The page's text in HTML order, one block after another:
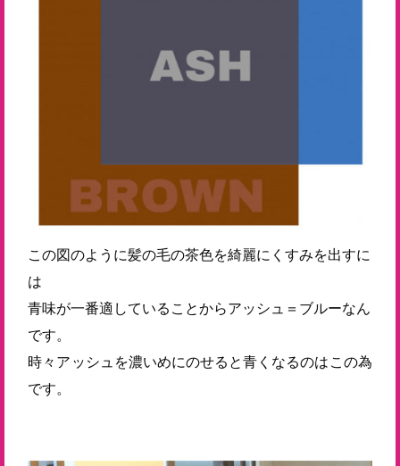
この図のように髪の毛の茶色を綺麗にくすみを出すに
は
青味が一番適していることからアッシュ＝ブルーなん
です。
時々アッシュを濃いめにのせると青くなるのはこの為
です。